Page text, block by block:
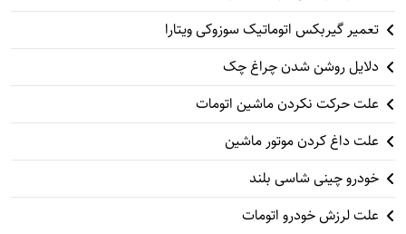
تعمیر گیربکس اتوماتیک سوزوکی ویتارا
دلایل روشن شدن چراغ چک
علت حرکت نکردن ماشین اتومات
علت داغ کردن موتور ماشین
خودرو چینی شاسی بلند
علت لرزش خودرو اتومات